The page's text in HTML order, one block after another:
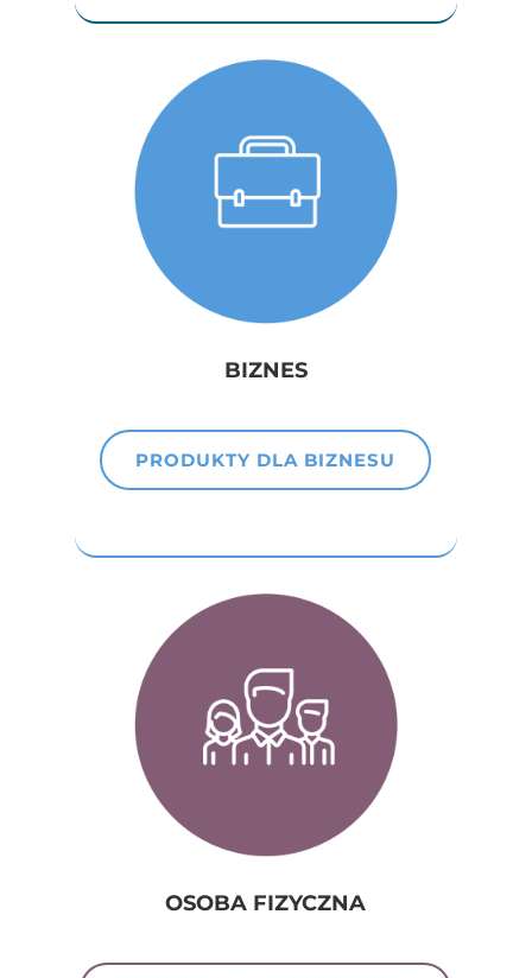
BIZNES
PRODUKTY DLA BIZNESU
OSOBA FIZYCZNA